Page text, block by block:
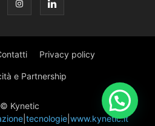
Privacy policy
e Partnership
© Kynetic
tecnologie www.kynetic.it